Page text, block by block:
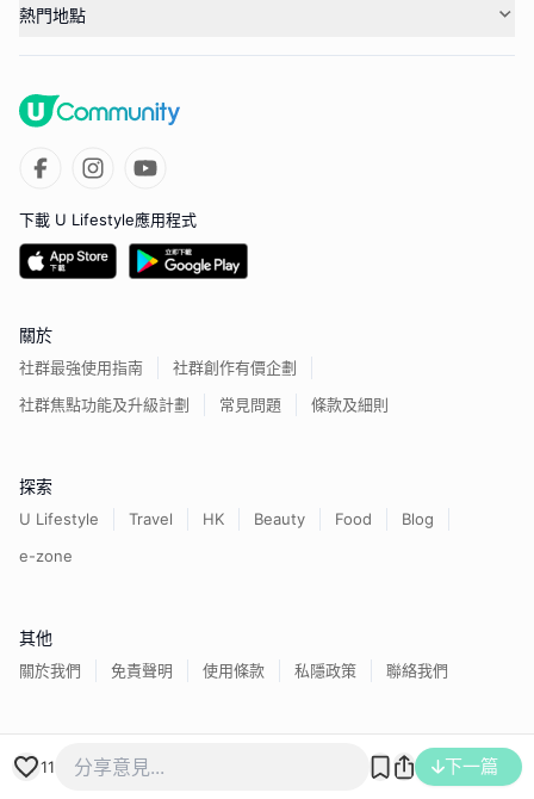
11 下一篇
熱門地點
下載 U Lifestyle應用程式
關於
社群最強使用指南
社群創作有價企劃
社群焦點功能及升級計劃
常見問題 條款及細則
探索
U Lifestyle Travel HK Beauty Food
Blog
e-zone
其他
關於我們 免責聲明 使用條款 私隱政策 聯絡我們
香港經濟日報版權所有©